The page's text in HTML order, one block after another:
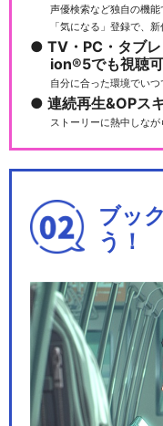
声優検索など独自の機
「気になる」登録で、
TV・PC・タブ
ion®5でも視聴
自分に合った環境でい
連続再生&OPス
ストーリーに熱中しな
ブッ
う！